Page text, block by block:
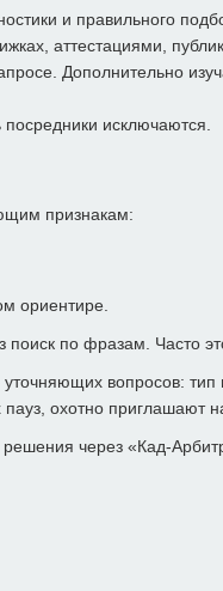
и правильного
аттестациями,
Дополнительно
исключаются.
признакам:
ориентире.
по фразам. Часто
вопросов: тип
охотно приглашают
через «Кад-